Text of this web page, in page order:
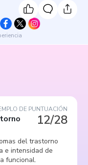
DE PUNTUACIÓN
12/28
del trastorno
e intensidad de
funcional.